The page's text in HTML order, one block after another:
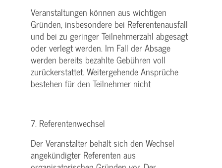
Veranstaltungen können aus wichtigen
Gründen, insbesondere bei Referentenausfall
und bei zu geringer Teilnehmerzahl abgesagt
oder verlegt werden. Im Fall der Absage
werden bereits bezahlte Gebühren voll
zurückerstattet. Weitergehende Ansprüche
bestehen für den Teilnehmer nicht
7. Referentenwechsel
Der Veranstalter behält sich den Wechsel
angekündigter Referenten aus